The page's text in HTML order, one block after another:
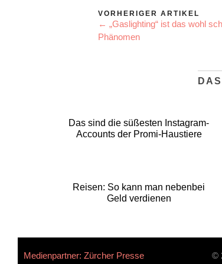
VORHERIGER ARTIKEL
← „Gaslighting“ ist das wohl
Phänomen
Das sind die süßesten Instagram-
Accounts der Promi-Haustiere
Reisen: So kann man nebenbei
Geld verdienen
Medienpartner: Zürcher Presse
©